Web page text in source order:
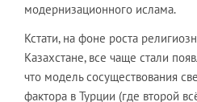
модернизационного ислама.
Кстати, на фоне роста
Казахстане, все чаще стали
что модель сосуществования
фактора в Турции (где второй